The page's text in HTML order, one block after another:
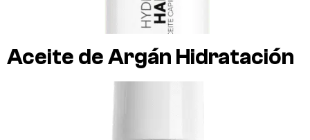
Aceite de Argán Hidratación